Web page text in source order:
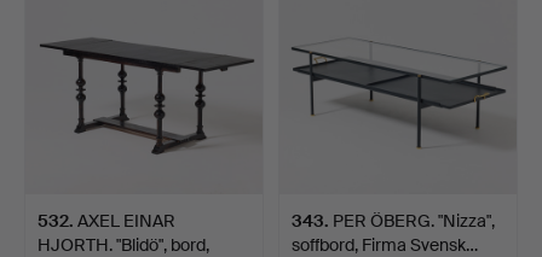
532. AXEL EINAR
HJORTH. "Blidö", bord,
343. PER ÖBERG. "Nizza",
soffbord, Firma Svensk…